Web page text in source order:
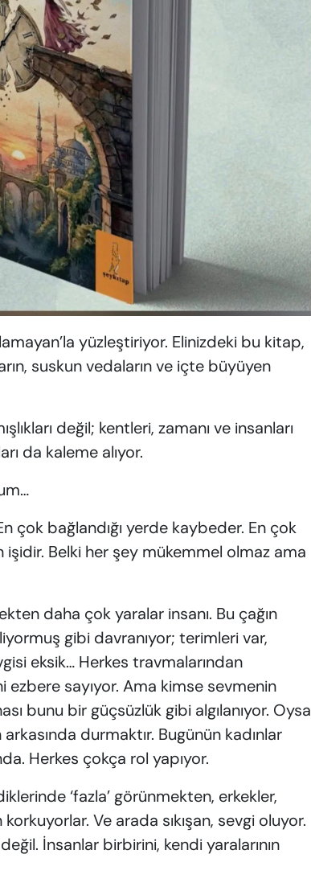
yüzleştiriyor. Elinizdeki bu kitap,
suskun vedaların ve içte büyüyen
değil; kentleri, zamanı ve insanları
da kaleme alıyor.
çok bağlandığı yerde kaybeder. En çok
işidir. Belki her şey mükemmel olmaz ama
daha çok yaralar insanı. Bu çağın
gibi davranıyor; terimleri var,
eksik… Herkes travmalarından
sayıyor. Ama kimse sevmenin
bunu bir güçsüzlük gibi algılanıyor. Oysa
durmaktır. Bugünün kadınlar
Herkes çokça rol yapıyor.
‘fazla’ görünmekten, erkekler,
korkuyorlar. Ve arada sıkışan, sevgi oluyor.
İnsanlar birbirini, kendi yaralarının